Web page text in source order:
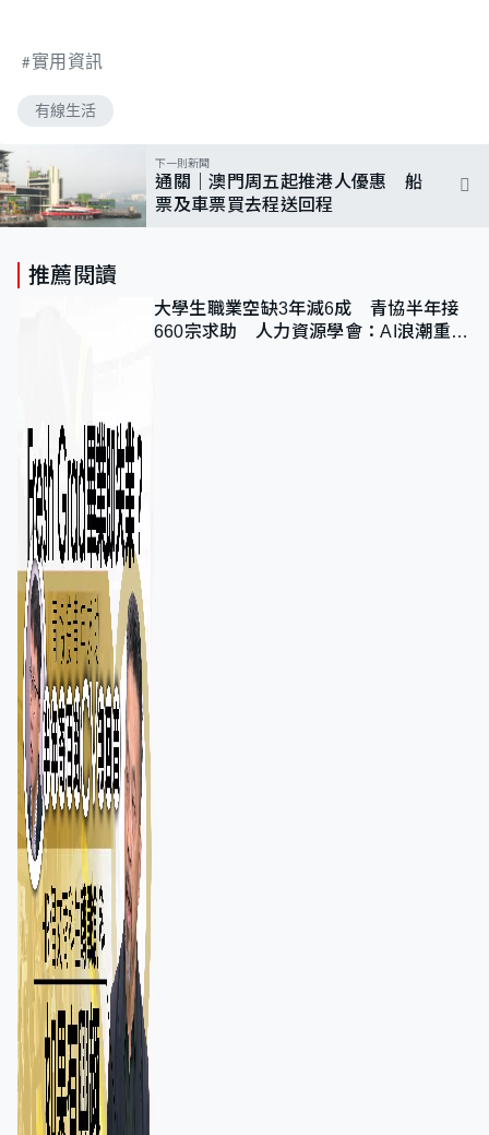
實用資訊
有線生活
下一則新聞
通關｜澳門周五起推港人優惠 船
票及車票買去程送回程
推薦閱讀
大學生職業空缺3年減6成 青協半年接
660宗求助 人力資源學會：AI浪潮重整